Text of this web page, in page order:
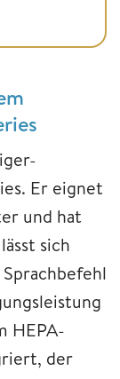
Er eignet
und hat
sich
HEPA-
der